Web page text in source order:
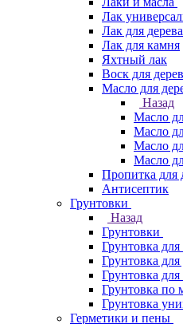
Лак
Лак для дерева
Лак для камня
Яхтный лак
Воск для
Масло для
Назад
Масло
Масло
Масло
Масло
Пропитка для
Антисептик
Грунтовки
Назад
Грунтовки
Грунтовка
Грунтовка для
Грунтовка
Грунтовка по
Грунтовка
Герметики и пены